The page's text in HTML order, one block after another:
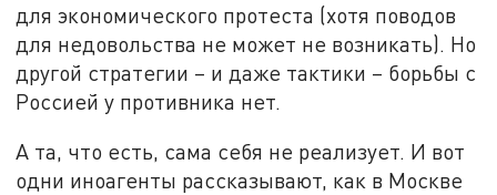
для экономического протеста (хотя поводов
для недовольства не может не возникать). Но
другой стратегии – и даже тактики – борьбы с
Россией у противника нет.
А та, что есть, сама себя не реализует. И вот
одни иноагенты рассказывают, как в Москве